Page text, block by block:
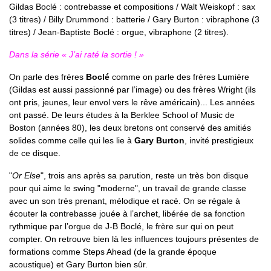
Gildas Boclé : contrebasse et compositions / Walt Weiskopf : sax
(3 titres) / Billy Drummond : batterie / Gary Burton : vibraphone (3
titres) / Jean-Baptiste Boclé : orgue, vibraphone (2 titres).
Dans la série « J’ai raté la sortie ! »
On parle des frères Boclé comme on parle des frères Lumière
(Gildas est aussi passionné par l’image) ou des frères Wright (ils
ont pris, jeunes, leur envol vers le rêve américain)... Les années
ont passé. De leurs études à la Berklee School of Music de
Boston (années 80), les deux bretons ont conservé des amitiés
solides comme celle qui les lie à Gary Burton , invité prestigieux
de ce disque.
"Or Else", trois ans après sa parution, reste un très bon disque
pour qui aime le swing "moderne", un travail de grande classe
avec un son très prenant, mélodique et racé. On se régale à
écouter la contrebasse jouée à l’archet, libérée de sa fonction
rythmique par l’orgue de J-B Boclé, le frère sur qui on peut
compter. On retrouve bien là les influences toujours présentes de
formations comme Steps Ahead (de la grande époque
acoustique) et Gary Burton bien sûr.